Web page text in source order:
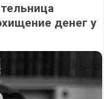
денег у